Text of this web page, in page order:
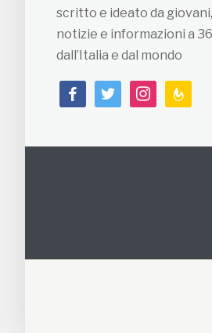
scritto e ideato da
notizie e informazioni a
dall’Italia e dal mondo
facebooktwitterinstagram